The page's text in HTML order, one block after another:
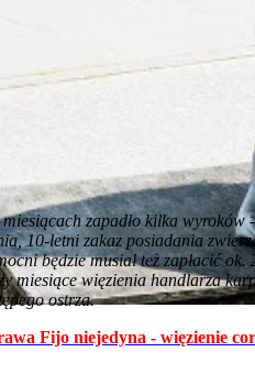
miesiącach zapadło kilka
10-letni zakaz posiadania
będzie musiał też zapłacić
miesiące więzienia handlarza
ostrza.
Fijo niejedyna - więzienie